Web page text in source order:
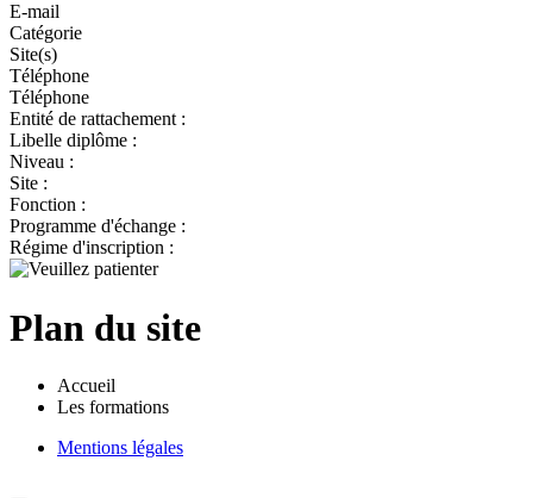
E-mail
Catégorie
Site(s)
Téléphone
Téléphone
Entité de rattachement :
Libelle diplôme :
Niveau :
Site :
Fonction :
Programme d'échange :
Régime d'inscription :
Plan du site
Accueil
Les formations
Mentions légales